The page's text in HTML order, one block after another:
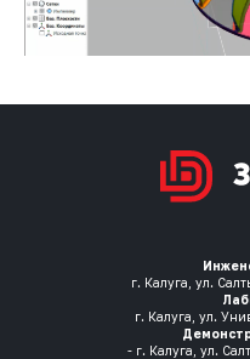
г. Калуга, ул.
г. Калуга, ул.
- г. Калуга, ул.